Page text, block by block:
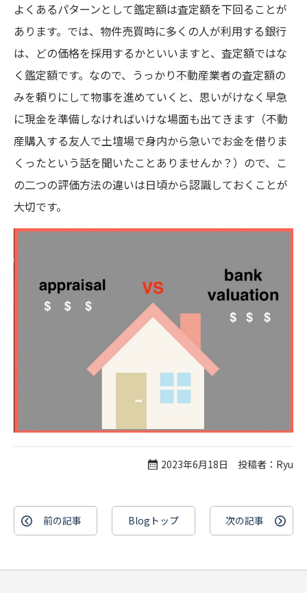
よくあるパターンとして鑑定額は査定額を下回ることが
あります。では、物件売買時に多くの人が利用する銀行
は、どの価格を採用するかといいますと、査定額ではな
く鑑定額です。なので、うっかり不動産業者の査定額の
みを頼りにして物事を進めていくと、思いがけなく早急
に現金を準備しなければいけな場面も出てきます（不動
産購入する友人で土壇場で身内から急いでお金を借りま
くったという話を聞いたことありませんか？）ので、こ
の二つの評価方法の違いは日頃から認識しておくことが
大切です。
2023年6月18日 投稿者：Ryu
前の記事 Blogトップ 次の記事